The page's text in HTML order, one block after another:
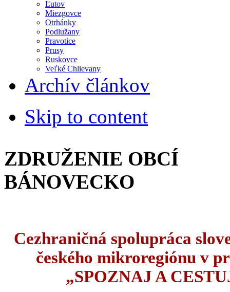
Ľutov
Miezgovce
Otrhánky
Podlužany
Pravotice
Prusy
Ruskovce
Veľké Chlievany
Archív článkov
Skip to content
ZDRUŽENIE OBCÍ
BÁNOVECKO
Cezhraničná spolupráca
českého mikroregiónu v
„SPOZNAJ A